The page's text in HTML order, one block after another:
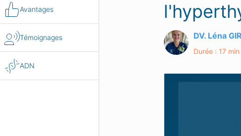
Avantages
Témoignages
ADN
DV. Léna
Durée : 17 min